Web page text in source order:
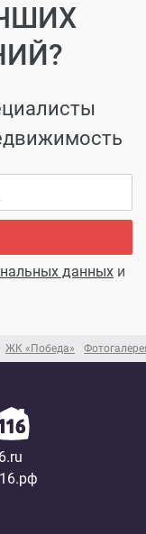
ЖК «Победа»
данных и